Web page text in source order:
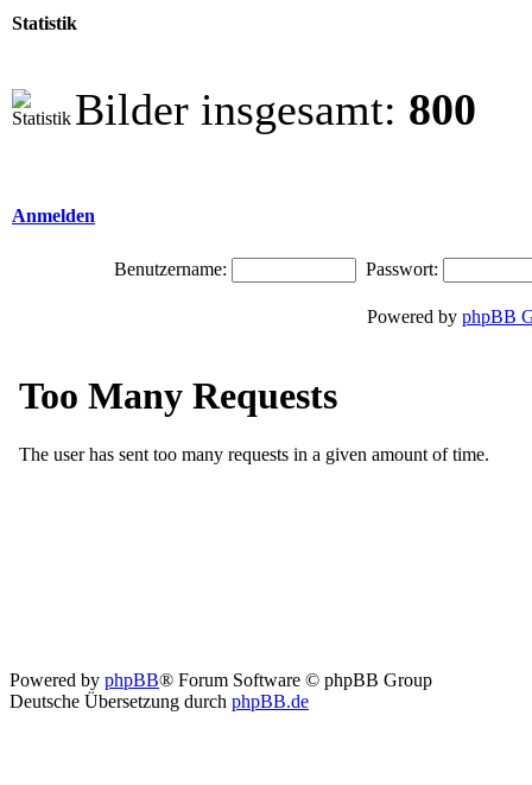
Statistik
Bilder insgesamt: 800
Anmelden
Benutzername: Passwort:
Powered by phpBB
Powered by phpBB® Forum Software © phpBB Group
Deutsche Übersetzung durch phpBB.de